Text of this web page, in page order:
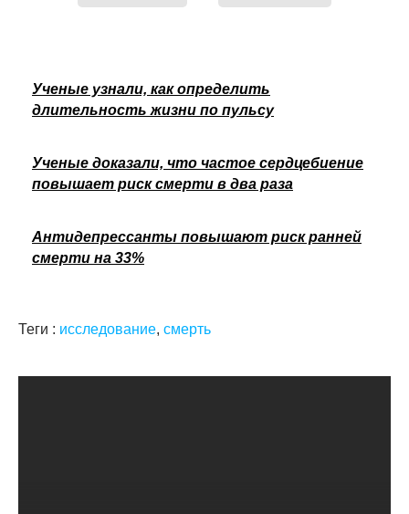
Ученые узнали, как определить
длительность жизни по пульсу
Ученые доказали, что частое сердцебиение
повышает риск смерти в два раза
Антидепрессанты повышают риск ранней
смерти на 33%
Теги : исследование, смерть